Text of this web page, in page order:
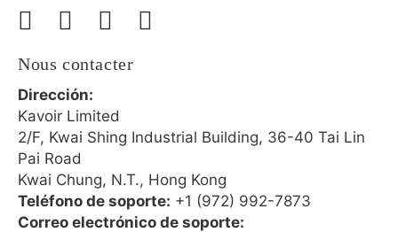
Nous contacter
Dirección:
Kavoir Limited
2/F, Kwai Shing Industrial Building, 36-40 Tai Lin
Pai Road
Kwai Chung, N.T., Hong Kong
Teléfono de soporte: +1 (972) 992-7873
Correo electrónico de soporte: